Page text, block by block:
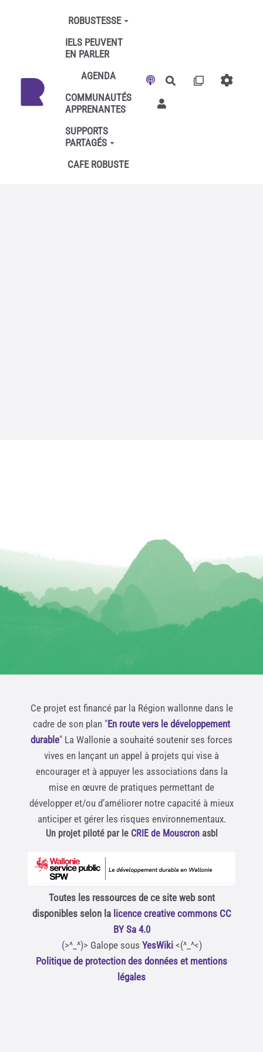
Aller au contenu principal
ROBUSTESSE
IELS PEUVENT
EN PARLER
AGENDA
COMMUNAUTÉS
APPRENANTES
SUPPORTS
PARTAGÉS
CAFE ROBUSTE
Rechercher
Ce projet est financé par la Région wallonne dans le
cadre de son plan "En route vers le développement
durable" La Wallonie a souhaité soutenir ses forces
vives en lançant un appel à projets qui vise à
encourager et à appuyer les associations dans la
mise en œuvre de pratiques permettant de
développer et/ou d’améliorer notre capacité à mieux
anticiper et gérer les risques environnementaux.
Un projet piloté par le CRIE de Mouscronasbl
Toutes les ressources de ce site web sont
disponibles selon la licence creative commons CC
BY Sa 4.0
(>^_^)> Galope sous YesWiki<(^_^<)
Politique de protection des données et mentions
légales